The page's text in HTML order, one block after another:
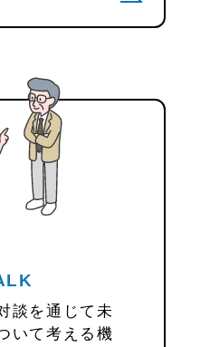
談を通じて未
いて考える機